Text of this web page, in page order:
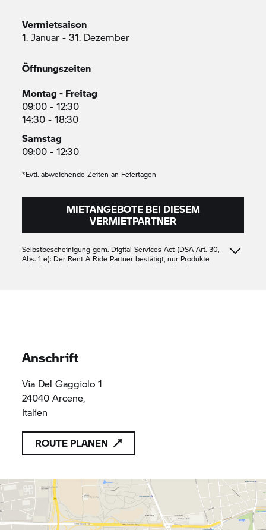
Vermietsaison
1. Januar - 31. Dezember
Öffnungszeiten
Montag - Freitag
09:00 - 12:30
14:30 - 18:30
Samstag
09:00 - 12:30
*Evtl. abweichende Zeiten an Feiertagen
MIETANGEBOTE BEI DIESEM
VERMIETPARTNER
Selbstbescheinigung gem. Digital Services Act (DSA Art. 30,
Abs. 1 e): Der Rent A Ride Partner bestätigt, nur Produkte
oder Dienstleistungen anzubieten, die den geltenden
Anschrift
Via Del Gaggiolo 1
24040 Arcene,
Italien
ROUTE PLANEN